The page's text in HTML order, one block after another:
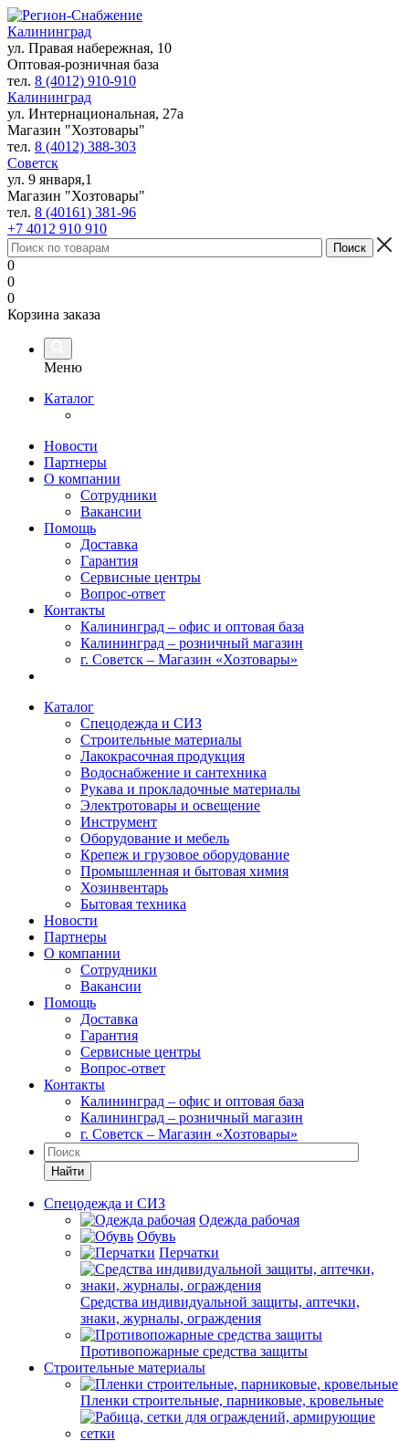
Калининград
ул. Правая набережная, 10
Оптовая-розничная база
тел. 8 (4012) 910-910
Калининград
ул. Интернациональная, 27а
Магазин "Хозтовары"
тел. 8 (4012) 388-303
Советск
ул. 9 января,1
Магазин "Хозтовары"
тел. 8 (40161) 381-96
+7 4012 910 910
0
0
0
Корзина заказа
Меню
Каталог
Новости
Партнеры
О компании
Сотрудники
Вакансии
Помощь
Доставка
Гарантия
Сервисные центры
Вопрос-ответ
Контакты
Калининград – офис и оптовая база
Калининград – розничный магазин
г. Советск – Магазин «Хозтовары»
Каталог
Спецодежда и СИЗ
Строительные материалы
Лакокрасочная продукция
Водоснабжение и сантехника
Рукава и прокладочные материалы
Электротовары и освещение
Инструмент
Оборудование и мебель
Крепеж и грузовое оборудование
Промышленная и бытовая химия
Хозинвентарь
Бытовая техника
Новости
Партнеры
О компании
Сотрудники
Вакансии
Помощь
Доставка
Гарантия
Сервисные центры
Вопрос-ответ
Контакты
Калининград – офис и оптовая база
Калининград – розничный магазин
г. Советск – Магазин «Хозтовары»
Найти
Спецодежда и СИЗ
Одежда рабочая
Обувь
Перчатки
Средства индивидуальной защиты, аптечки,
знаки, журналы, ограждения
Противопожарные средства защиты
Строительные материалы
Пленки строительные, парниковые, кровельные